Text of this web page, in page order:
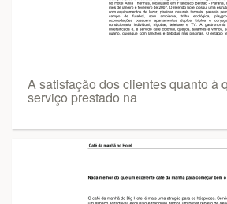
A satisfação dos clientes quanto à
serviço prestado na